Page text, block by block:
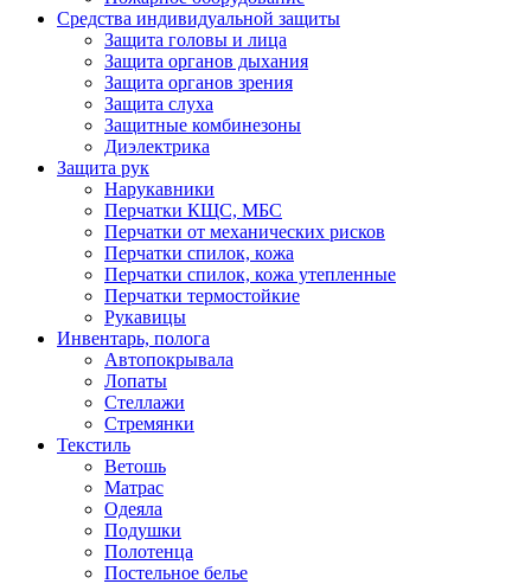
Средства индивидуальной защиты
Защита головы и лица
Защита органов дыхания
Защита органов зрения
Защита слуха
Защитные комбинезоны
Диэлектрика
Защита рук
Нарукавники
Перчатки КЩС, МБС
Перчатки от механических рисков
Перчатки спилок, кожа
Перчатки спилок, кожа утепленные
Перчатки термостойкие
Рукавицы
Инвентарь, полога
Автопокрывала
Лопаты
Стеллажи
Стремянки
Текстиль
Ветошь
Матрас
Одеяла
Подушки
Полотенца
Постельное белье